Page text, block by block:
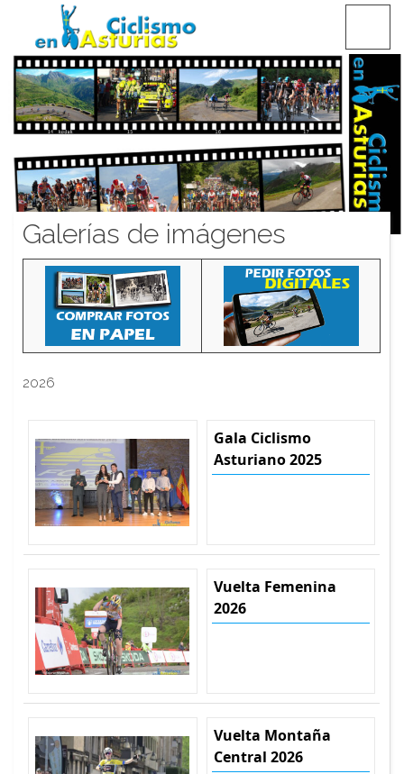
CICLISMO EN ASTURIAS
Galerías de imágenes
2026
Gala Ciclismo
Asturiano 2025
Vuelta Femenina
2026
Vuelta Montaña
Central 2026